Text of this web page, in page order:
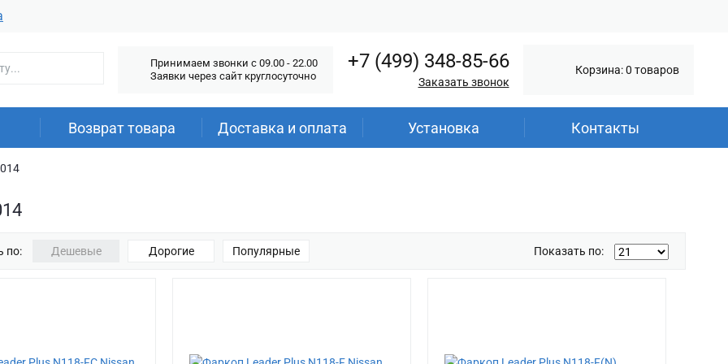
Принимаем звонки c 09.00 - 22.00
Заявки через сайт круглосуточно
+7 (499) 348-85-66
Заказать звонок
Корзина: 0 товаров
Возврат товара Доставка и оплата Установка Контакты
по: Дешевые Дорогие Популярные Показать по: